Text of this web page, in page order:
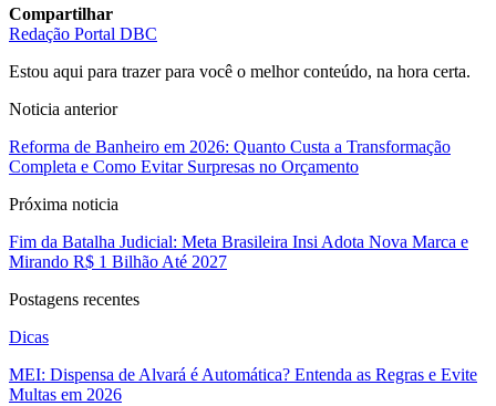
Compartilhar
Redação Portal DBC
Estou aqui para trazer para você o melhor conteúdo, na hora certa.
Noticia anterior
Reforma de Banheiro em 2026: Quanto Custa a Transformação
Completa e Como Evitar Surpresas no Orçamento
Próxima noticia
Fim da Batalha Judicial: Meta Brasileira Insi Adota Nova Marca e
Mirando R$ 1 Bilhão Até 2027
Postagens recentes
Dicas
MEI: Dispensa de Alvará é Automática? Entenda as Regras e Evite
Multas em 2026